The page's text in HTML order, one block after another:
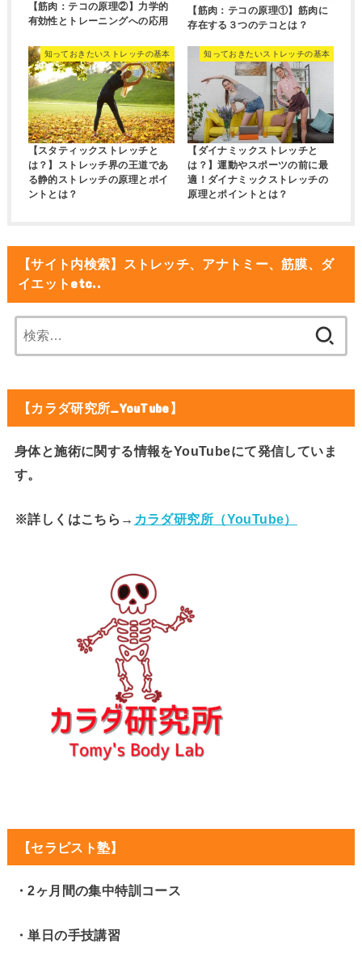
【筋肉：テコの原理②】力学的
有効性とトレーニングへの応用
【筋肉：テコの原理①】筋肉に
存在する３つのテコとは？
知っておきたいストレッチの基本
【スタティックストレッチと
は？】ストレッチ界の王道であ
る静的ストレッチの原理とポイ
ントとは？
知っておきたいストレッチの基本
【ダイナミックストレッチと
は？】運動やスポーツの前に最
適！ダイナミックストレッチの
原理とポイントとは？
【サイト内検索】ストレッチ、アナトミー、筋膜、ダ
イエットetc..
索:
【カラダ研究所_YouTube】
身体と施術に関する情報をYouTubeにて発信していま
す。
※詳しくはこちら→ カラダ研究所（YouTube）
【セラピスト塾】
・2ヶ月間の集中特訓コース
・単日の手技講習